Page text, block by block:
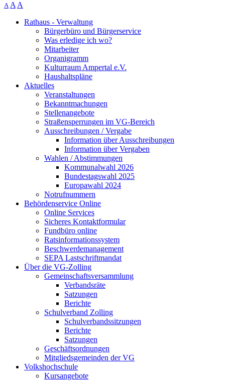
A A A
Rathaus - Verwaltung
Bürgerbüro und Bürgerservice
Was erledige ich wo?
Mitarbeiter
Organigramm
Kulturraum Ampertal e.V.
Haushaltspläne
Aktuelles
Veranstaltungen
Bekanntmachungen
Stellenangebote
Straßensperrungen im VG-Bereich
Ausschreibungen / Vergabe
Information über Ausschreibungen
Information über Vergaben
Wahlen / Abstimmungen
Kommunalwahl 2026
Bundestagswahl 2025
Europawahl 2024
Notrufnummern
Behördenservice Online
Online Services
Sicheres Kontaktformular
Fundbüro online
Ratsinformationssystem
Beschwerdemanagement
SEPA Lastschriftmandat
Über die VG-Zolling
Gemeinschaftsversammlung
Verbandsräte
Satzungen
Berichte
Schulverband Zolling
Schulverbandssitzungen
Berichte
Satzungen
Geschäftsordnungen
Mitgliedsgemeinden der VG
Volkshochschule
Kursangebote